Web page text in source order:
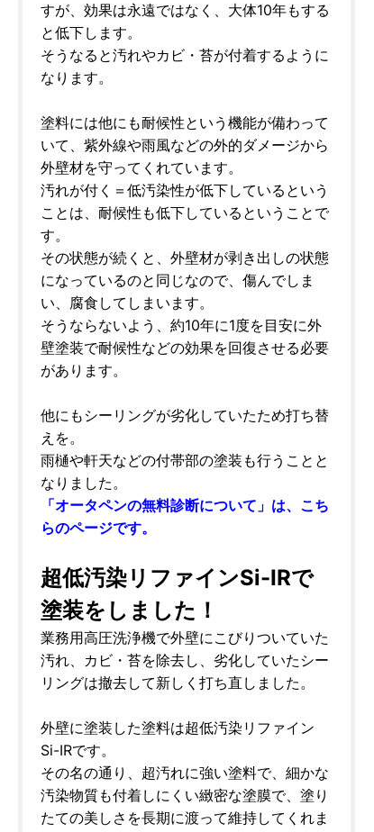
すが、効果は永遠ではなく、大体10年もする
と低下します。
そうなると汚れやカビ・苔が付着するように
なります。
塗料には他にも耐候性という機能が備わって
いて、紫外線や雨風などの外的ダメージから
外壁材を守ってくれています。
汚れが付く＝低汚染性が低下しているという
ことは、耐候性も低下しているということで
す。
その状態が続くと、外壁材が剥き出しの状態
になっているのと同じなので、傷んでしま
い、腐食してしまいます。
そうならないよう、約10年に1度を目安に外
壁塗装で耐候性などの効果を回復させる必要
があります。
他にもシーリングが劣化していたため打ち替
えを。
雨樋や軒天などの付帯部の塗装も行うことと
なりました。
「オータペンの無料診断について」は、こち
らのページです。
超低汚染リファインSi-IRで
塗装をしました！
業務用高圧洗浄機で外壁にこびりついていた
汚れ、カビ・苔を除去し、劣化していたシー
リングは撤去して新しく打ち直しました。
外壁に塗装した塗料は超低汚染リファイン
Si-IRです。
その名の通り、超汚れに強い塗料で、細かな
汚染物質も付着しにくい緻密な塗膜で、塗り
たての美しさを長期に渡って維持してくれま